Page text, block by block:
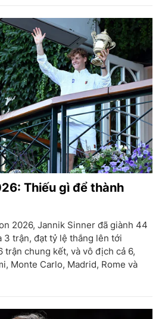
Thiếu gì để thành
2026, Jannik Sinner đã giành 44
3 trận, đạt tỷ lệ thắng lên tới
trận chung kết, và vô địch cả 6,
Monte Carlo, Madrid, Rome và